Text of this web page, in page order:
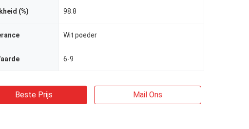
(%) 98.8
Wit poeder
6-9
Beste Prijs Mail Ons